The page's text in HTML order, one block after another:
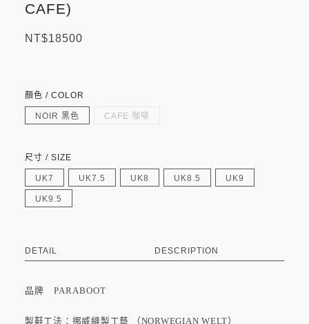
CAFE)
NT$18500
顏色 / COLOR
NOIR 黑色 CAFE 咖啡
尺寸 / SIZE
UK7 UK7.5 UK8 UK8.5 UK9
UK9.5
DETAIL DESCRIPTION
品牌PARABOOT
製鞋工法：挪威縫製工藝 （NORWEGIAN WELT）